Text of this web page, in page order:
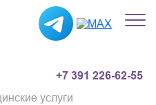
+7 391 226-62-55
услуги